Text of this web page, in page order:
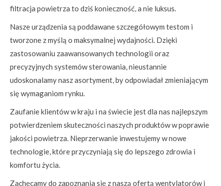
filtracja powietrza to dziś konieczność, a nie luksus.
Nasze urządzenia są poddawane szczegółowym testom i
tworzone z myślą o maksymalnej wydajności. Dzięki
zastosowaniu zaawansowanych technologii oraz
precyzyjnych systemów sterowania, nieustannie
udoskonalamy nasz asortyment, by odpowiadał zmieniającym
się wymaganiom rynku.
Zaufanie klientów w kraju i na świecie jest dla nas najlepszym
potwierdzeniem skuteczności naszych produktów w poprawie
jakości powietrza. Nieprzerwanie inwestujemy w nowe
technologie, które przyczyniają się do lepszego zdrowia i
komfortu życia.
Zachęcamy do zapoznania się z naszą ofertą wentylatorów i